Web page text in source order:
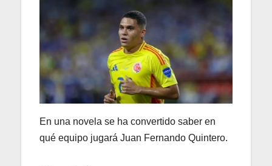
En una novela se ha convertido saber en
qué equipo jugará Juan Fernando Quintero.